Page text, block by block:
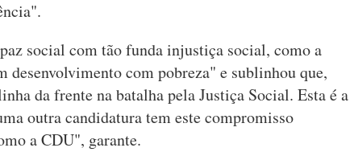
social com tão funda injustiça social, como a
desenvolvimento com pobreza" e sublinhou que,
da frente na batalha pela Justiça Social. Esta é a
outra candidatura tem este compromisso
a CDU", garante.